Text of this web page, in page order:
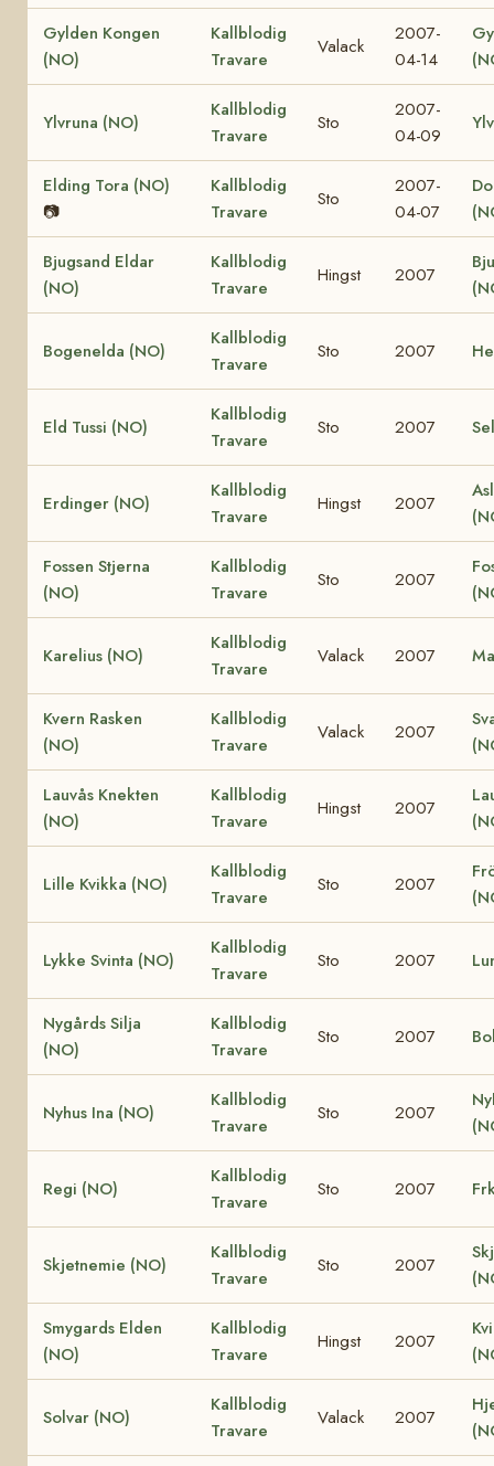
Gylden Kongen
(NO)
Kallblodig
Travare
Valack
2007-
04-14
Ylvruna (NO)
Kallblodig
Travare
Sto
2007-
04-09
Elding Tora (NO)
📷
Kallblodig
Travare
Sto
2007-
04-07
Bjugsand Eldar
(NO)
Kallblodig
Travare
Hingst 2007
Bogenelda (NO)
Kallblodig
Travare
Sto 2007
Eld Tussi (NO)
Kallblodig
Travare
Sto 2007
Erdinger (NO)
Kallblodig
Travare
Hingst 2007
Fossen Stjerna
(NO)
Kallblodig
Travare
Sto 2007
Karelius (NO)
Kallblodig
Travare
Valack 2007
Kvern Rasken
(NO)
Kallblodig
Travare
Valack 2007
Lauvås Knekten
(NO)
Kallblodig
Travare
Hingst 2007
Lille Kvikka (NO)
Kallblodig
Travare
Sto 2007
Lykke Svinta (NO)
Kallblodig
Travare
Sto 2007
Nygårds Silja
(NO)
Kallblodig
Travare
Sto 2007
Nyhus Ina (NO)
Kallblodig
Travare
Sto 2007
Regi (NO)
Kallblodig
Travare
Sto 2007
Skjetnemie (NO)
Kallblodig
Travare
Sto 2007
Smygards Elden
(NO)
Kallblodig
Travare
Hingst 2007
Solvar (NO)
Kallblodig
Travare
Valack 2007